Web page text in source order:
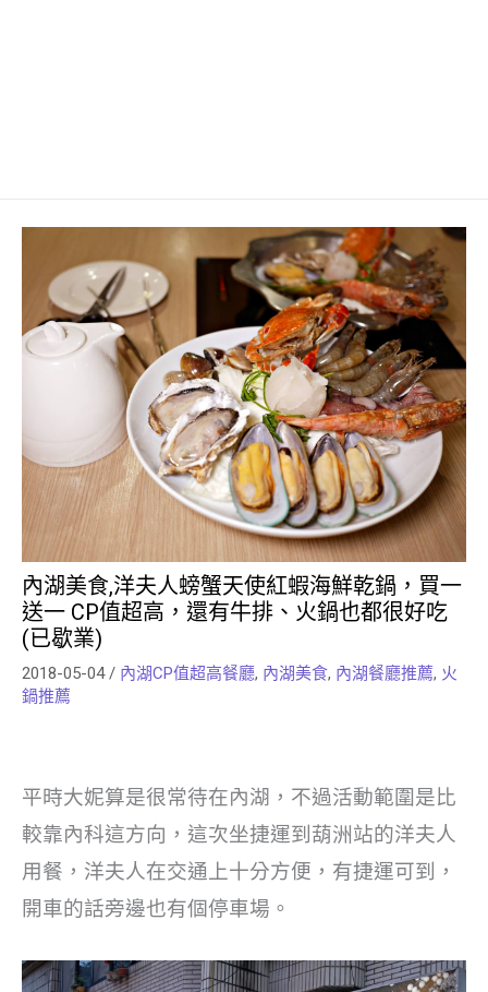
內湖美食,洋夫人螃蟹天使紅蝦海鮮乾鍋，買一
送一 CP值超高，還有牛排、火鍋也都很好吃
(已歇業)
2018-05-04/ 內湖CP值超高餐廳, 內湖美食, 內湖餐廳推薦, 火
鍋推薦
平時大妮算是很常待在內湖，不過活動範圍是比
較靠內科這方向，這次坐捷運到葫洲站的洋夫人
用餐，洋夫人在交通上十分方便，有捷運可到，
開車的話旁邊也有個停車場。